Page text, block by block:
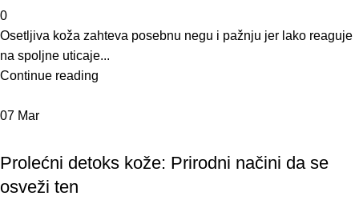
0
Osetljiva koža zahteva posebnu negu i pažnju jer lako reaguje
na spoljne uticaje...
Continue reading
07 Mar
Prolećni detoks kože: Prirodni načini da se
osveži ten